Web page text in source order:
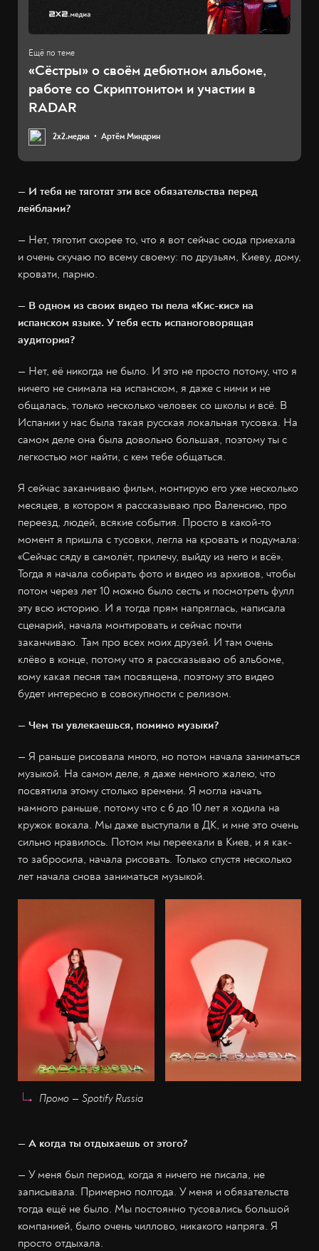
«Сёстры» о своём дебютном альбоме,
работе со Скриптонитом и участии в
RADAR
2х2.медиа Артём Миндрин
— И тебя не тяготят эти все обязательства перед
лейблами?
— Нет, тяготит скорее то, что я вот сейчас сюда приехала
и очень скучаю по всему своему: по друзьям, Киеву, дому,
кровати, парню.
— В одном из своих видео ты пела «Кис-кис» на
испанском языке. У тебя есть испаноговорящая
аудитория?
— Нет, её никогда не было. И это не просто потому, что я
ничего не снимала на испанском, я даже с ними и не
общалась, только несколько человек со школы и всё. В
Испании у нас была такая русская локальная тусовка. На
самом деле она была довольно большая, поэтому ты с
легкостью мог найти, с кем тебе общаться.
Я сейчас заканчиваю фильм, монтирую его уже несколько
месяцев, в котором я рассказываю про Валенсию, про
переезд, людей, всякие события. Просто в какой-то
момент я пришла с тусовки, легла на кровать и подумала:
«Сейчас сяду в самолёт, прилечу, выйду из него и всё».
Тогда я начала собирать фото и видео из архивов, чтобы
потом через лет 10 можно было сесть и посмотреть фулл
эту всю историю. И я тогда прям напряглась, написала
сценарий, начала монтировать и сейчас почти
заканчиваю. Там про всех моих друзей. И там очень
клёво в конце, потому что я рассказываю об альбоме,
кому какая песня там посвящена, поэтому это видео
будет интересно в совокупности с релизом.
— Чем ты увлекаешься, помимо музыки?
— Я раньше рисовала много, но потом начала заниматься
музыкой. На самом деле, я даже немного жалею, что
посвятила этому столько времени. Я могла начать
намного раньше, потому что с 6 до 10 лет я ходила на
кружок вокала. Мы даже выступали в ДК, и мне это очень
сильно нравилось. Потом мы переехали в Киев, и я как-
то забросила, начала рисовать. Только спустя несколько
лет начала снова заниматься музыкой.
Промо — Spotify Russia
— А когда ты отдыхаешь от этого?
— У меня был период, когда я ничего не писала, не
записывала. Примерно полгода. У меня и обязательств
тогда ещё не было. Мы постоянно тусовались большой
компанией, было очень чиллово, никакого напряга. Я
просто отдыхала.